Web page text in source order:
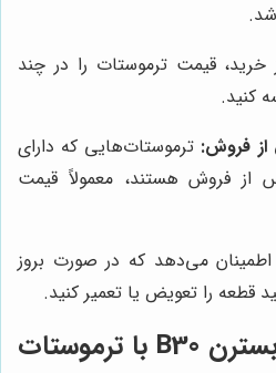
قیمت ترموستات را در چند
کنید.
از فروش: ترموستات‌هایی که دارای
از فروش هستند، معمولاً قیمت
اطمینان می‌دهد که در صورت بروز
قطعه را تعویض یا تعمیر کنید.
مقایسه ترموستات بسترن B30 با ترموستات